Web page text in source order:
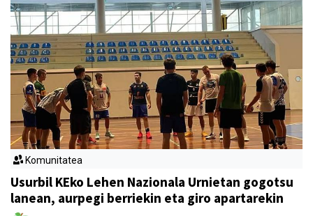
Komunitatea
Usurbil KEko Lehen Nazionala Urnietan gogotsu
lanean, aurpegi berriekin eta giro apartarekin